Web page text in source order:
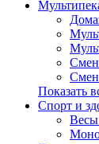
Показать
Спорт и